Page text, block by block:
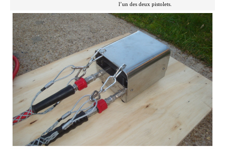
l’un des deux pistolets.